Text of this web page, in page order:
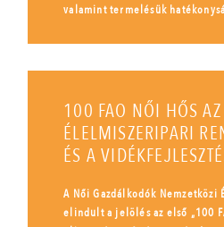
valamint termelésük
100 FAO NŐI HŐS AZ
ÉLELMISZERIPARI
ÉS A
A Női Gazdálkodók Nemzetközi
elindult a jelölés az első „100